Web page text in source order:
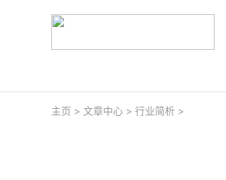
主页 > 文章中心 > 行业简析 >